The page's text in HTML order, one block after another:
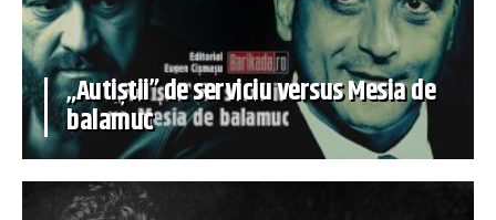
„Autiștii” de serviciu versus Mesia de
balamuc